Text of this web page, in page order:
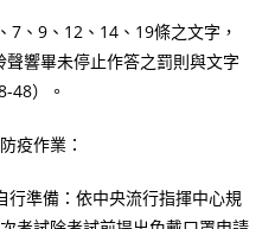
7、9、12、14、19條之文字，
響畢未停止作答之罰則與文字
48）。
疫作業：
行準備：依中央流行指揮中心規